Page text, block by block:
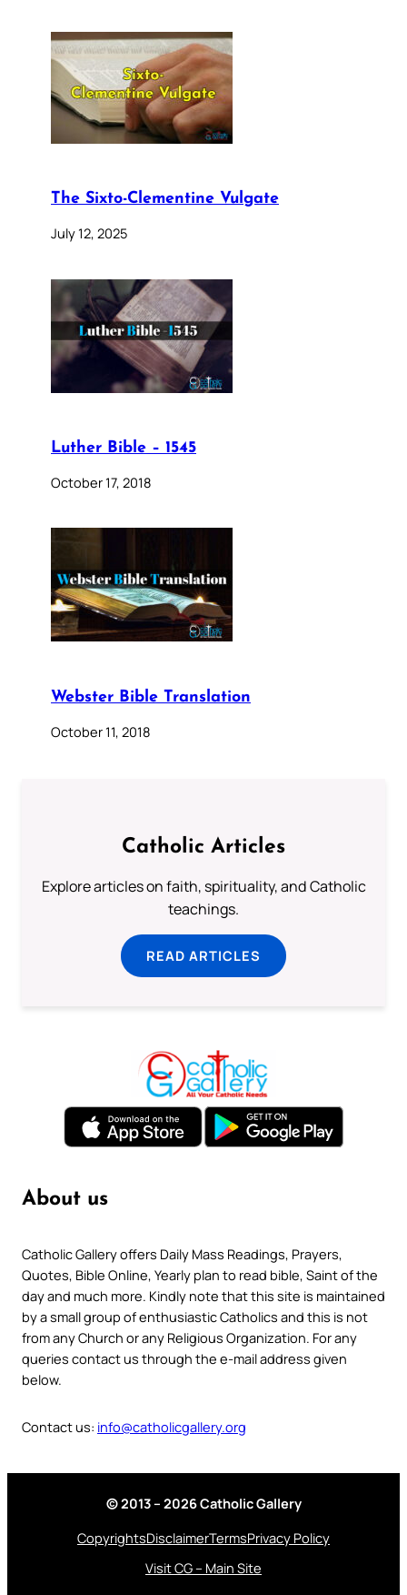
The Sixto-Clementine Vulgate
July 12, 2025
Luther Bible – 1545
October 17, 2018
Webster Bible Translation
October 11, 2018
Catholic Articles
Explore articles on faith, spirituality, and Catholic
teachings.
READ ARTICLES
About us
Catholic Gallery offers Daily Mass Readings, Prayers,
Quotes, Bible Online, Yearly plan to read bible, Saint of the
day and much more. Kindly note that this site is maintained
by a small group of enthusiastic Catholics and this is not
from any Church or any Religious Organization. For any
queries contact us through the e-mail address given
below.
Contact us: info@catholicgallery.org
© 2013 – 2026 Catholic Gallery
CopyrightsDisclaimerTermsPrivacy Policy
Visit CG – Main Site